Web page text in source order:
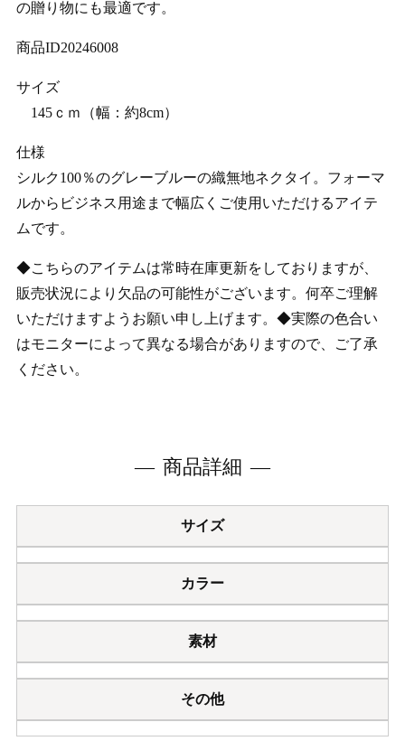
の贈り物にも最適です。
商品ID20246008
サイズ
145ｃｍ（幅：約8cm）
仕様
シルク100％のグレーブルーの織無地ネクタイ。フォーマ
ルからビジネス用途まで幅広くご使用いただけるアイテ
ムです。
◆こちらのアイテムは常時在庫更新をしておりますが、
販売状況により欠品の可能性がございます。何卒ご理解
いただけますようお願い申し上げます。◆実際の色合い
はモニターによって異なる場合がありますので、ご了承
ください。
商品詳細
サイズ
カラー
素材
その他